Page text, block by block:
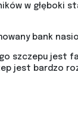
w głęboki
bank
szczepu jest
jest bardzo